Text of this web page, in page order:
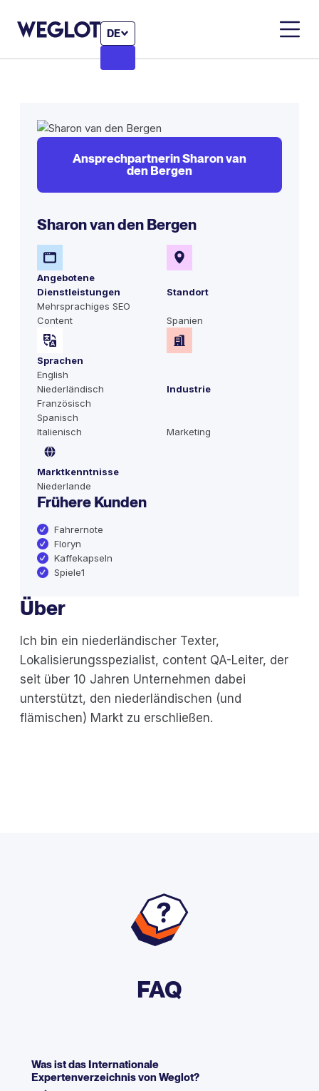
DE
Ansprechpartnerin Sharon van
den Bergen
Sharon van den Bergen
Angebotene
Dienstleistungen
Mehrsprachiges SEO
Content
Standort
Spanien
Sprachen
English
Niederländisch
Französisch
Spanisch
Italienisch
Industrie
Marketing
Marktkenntnisse
Niederlande
Frühere Kunden
Fahrernote
Floryn
Kaffekapseln
Spiele1
Über
Ich bin ein niederländischer Texter,
Lokalisierungsspezialist, content QA-Leiter, der
seit über 10 Jahren Unternehmen dabei
unterstützt, den niederländischen (und
flämischen) Markt zu erschließen.
FAQ
Was ist das Internationale
Expertenverzeichnis von Weglot?